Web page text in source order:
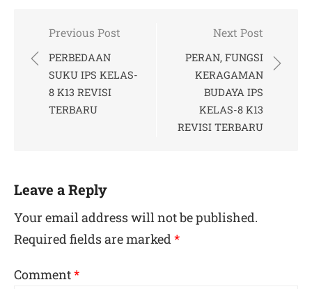
Post
navigation
Previous Post
PERBEDAAN
SUKU IPS KELAS-
8 K13 REVISI
TERBARU
Next Post
PERAN, FUNGSI
KERAGAMAN
BUDAYA IPS
KELAS-8 K13
REVISI TERBARU
Leave a Reply
Your email address will not be published.
Required fields are marked *
Comment*